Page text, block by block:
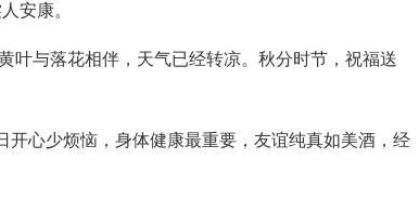
安康。
叶与落花相伴，天气已经转凉。秋分时节，祝福送
开心少烦恼，身体健康最重要，友谊纯真如美酒，经